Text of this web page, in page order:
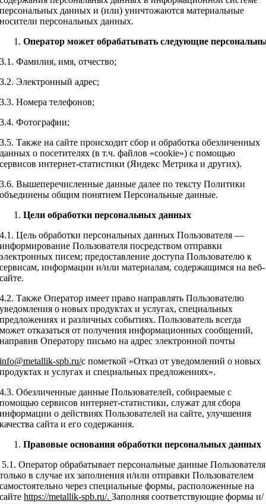
персональных данных и (или) уничтожаются материальные
носители персональных данных.
Оператор может обрабатывать следующие
3.1. Фамилия, имя, отчество;
3.2. Электронный адрес;
3.3. Номера телефонов;
3.4. Фотографии;
3.5. Также на сайте происходит сбор и обработка обезличенных
данных о посетителях (в т.ч. файлов «cookie») с помощью
сервисов интернет-статистики (Яндекс Метрика и других).
3.6. Вышеперечисленные данные далее по тексту Политики
объединены общим понятием Персональные данные.
Цели обработки персональных данных
4.1. Цель обработки персональных данных Пользователя —
информирование Пользователя посредством отправки
электронных писем; предоставление доступа Пользователю к
сервисам, информации и/или материалам, содержащимся на веб-
сайте.
4.2. Также Оператор имеет право направлять Пользователю
уведомления о новых продуктах и услугах, специальных
предложениях и различных событиях. Пользователь всегда
может отказаться от получения информационных сообщений,
направив Оператору письмо на адрес электронной почты
info@metallik-spb.ru/с пометкой «Отказ от уведомлений о новых
продуктах и услугах и специальных предложениях».
4.3. Обезличенные данные Пользователей, собираемые с
помощью сервисов интернет-статистики, служат для сбора
информации о действиях Пользователей на сайте, улучшения
качества сайта и его содержания.
Правовые основания обработки персональных данных
5.1. Оператор обрабатывает персональные данные Пользователя
только в случае их заполнения и/или отправки Пользователем
самостоятельно через специальные формы, расположенные на
сайтеhttps://metallik-spb.ru/.Заполняя соответствующие формы и/